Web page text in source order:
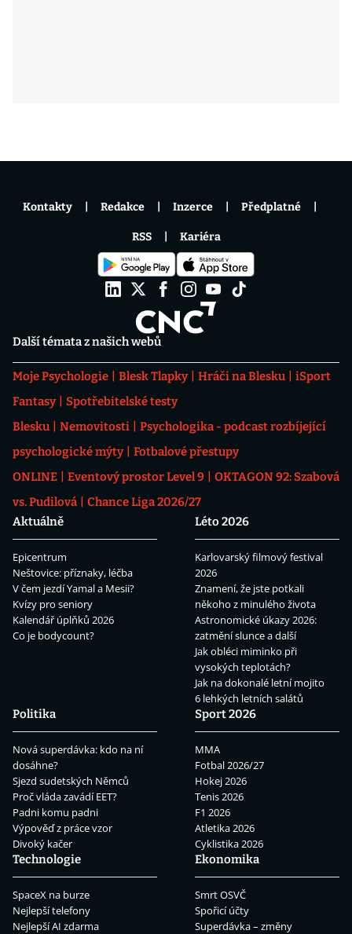
Další témata z našich webů
Moje Psychologie Blesk Tlapky Hráči na Blesku
iSport
Fantasy
Spotřebitelské testy
Blesku
Nemovitosti
Psychologika - podcast rozbíjející
psychologické mýty
Fotbalové přestupy
ONLINE
Eventový prostor Level 9
OKTAGON 92: Szabová
vs. Pudilová
Chance Liga 2026/27
Aktuálně
Epicentrum
Neštovice: příznaky, léčba
V čem jezdí Yamal a Mesii?
Kvízy pro seniory
Kalendář úplňků 2026
Co je bodycount?
Léto 2026
Karlovarský filmový festival
2026
Znamení, že jste potkali
někoho z minulého života
Astronomické úkazy 2026:
zatmění slunce a další
Jak obléci miminko při
vysokých teplotách?
Jak na dokonalé letní mojito
6 lehkých letních salátů
Politika
Nová superdávka: kdo na ní
dosáhne?
Sjezd sudetských Němců
Proč vláda zavádí EET?
Padni komu padni
Výpověď z práce vzor
Divoký kačer
Sport 2026
MMA
Fotbal 2026/27
Hokej 2026
Tenis 2026
F1 2026
Atletika 2026
Cyklistika 2026
Technologie
SpaceX na burze
Nejlepší telefony
Nejlepší AI zdarma
Ekonomika
Smrt OSVČ
Spořicí účty
Superdávka – změny
Kontakty Redakce Inzerce Předplatné
RSS Kariéra